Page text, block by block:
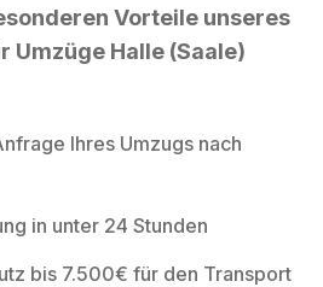
Vorteile unseres
Umzüge Halle (Saale)
Ihres Umzugs nach
in unter 24 Stunden
bis 7.500€ für den Transport